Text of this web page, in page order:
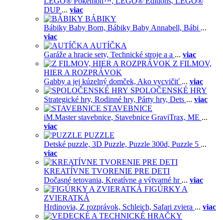
DUP ... viac
BÁBIKY
Bábiky Baby Born, Bábiky Baby Annabell, Bábi ...
viac
AUTÍČKA
Garáže a hracie sety, Technické stroje a a ... viac
Z FILMOV,
HIER A ROZPRÁVOK
Gabby a jej kúzelný domček, Ako vycvičiť ... viac
SPOLOČENSKÉ HRY
Strategické hry, Rodinné hry, Párty hry, Dets ... viac
STAVEBNICE
iM.Master stavebnice, Stavebnice GraviTrax, ME ...
viac
PUZZLE
Detské puzzle, 3D Puzzle, Puzzle 300d, Puzzle 5 ...
viac
KREATÍVNE TVORENIE PRE DETI
Dočasné tetovania, Kreatívne a výtvarné hr ... viac
FIGÚRKY A
ZVIERATKÁ
Hrdinovia, Z rozprávok, Schleich, Safari zviera ... viac